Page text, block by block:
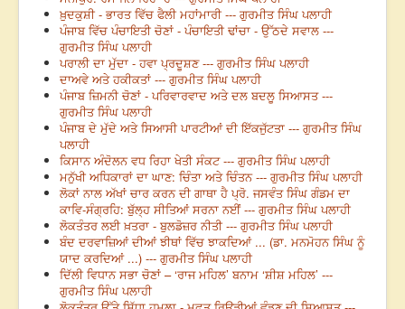
ਖ਼ੁਦਕੁਸ਼ੀ - ਭਾਰਤ ਵਿੱਚ ਫੈਲੀ ਮਹਾਂਮਾਰੀ --- ਗੁਰਮੀਤ ਸਿੰਘ ਪਲਾਹੀ
ਪੰਜਾਬ ਵਿੱਚ ਪੰਚਾਇਤੀ ਚੋਣਾਂ - ਪੰਚਾਇਤੀ ਢਾਂਚਾ - ਉੱਠਦੇ ਸਵਾਲ ---
ਗੁਰਮੀਤ ਸਿੰਘ ਪਲਾਹੀ
ਪਰਾਲੀ ਦਾ ਮੁੱਦਾ - ਹਵਾ ਪ੍ਰਦੂਸ਼ਣ --- ਗੁਰਮੀਤ ਸਿੰਘ ਪਲਾਹੀ
ਦਾਅਵੇ ਅਤੇ ਹਕੀਕਤਾਂ --- ਗੁਰਮੀਤ ਸਿੰਘ ਪਲਾਹੀ
ਪੰਜਾਬ ਜ਼ਿਮਨੀ ਚੋਣਾਂ - ਪਰਿਵਾਰਵਾਦ ਅਤੇ ਦਲ ਬਦਲੂ ਸਿਆਸਤ ---
ਗੁਰਮੀਤ ਸਿੰਘ ਪਲਾਹੀ
ਪੰਜਾਬ ਦੇ ਮੁੱਦੇ ਅਤੇ ਸਿਆਸੀ ਪਾਰਟੀਆਂ ਦੀ ਇੱਕਜੁੱਟਤਾ --- ਗੁਰਮੀਤ ਸਿੰਘ
ਪਲਾਹੀ
ਕਿਸਾਨ ਅੰਦੋਲਨ ਵਧ ਰਿਹਾ ਖੇਤੀ ਸੰਕਟ --- ਗੁਰਮੀਤ ਸਿੰਘ ਪਲਾਹੀ
ਮਨੁੱਖੀ ਅਧਿਕਾਰਾਂ ਦਾ ਘਾਣ: ਚਿੰਤਾ ਅਤੇ ਚਿੰਤਨ --- ਗੁਰਮੀਤ ਸਿੰਘ ਪਲਾਹੀ
ਲੋਕਾਂ ਨਾਲ ਅੱਖਾਂ ਚਾਰ ਕਰਨ ਦੀ ਗਾਥਾ ਹੈ ਪ੍ਰੋ. ਜਸਵੰਤ ਸਿੰਘ ਗੰਡਮ ਦਾ
ਕਾਵਿ-ਸੰਗ੍ਰਹਿ: ਬੁੱਲ੍ਹ ਸੀਤਿਆਂ ਸਰਨਾ ਨਈਂ --- ਗੁਰਮੀਤ ਸਿੰਘ ਪਲਾਹੀ
ਲੋਕਤੰਤਰ ਲਈ ਖ਼ਤਰਾ - ਬੁਲਡੋਜ਼ਰ ਨੀਤੀ --- ਗੁਰਮੀਤ ਸਿੰਘ ਪਲਾਹੀ
ਬੰਦ ਦਰਵਾਜ਼ਿਆਂ ਦੀਆਂ ਝੀਥਾਂ ਵਿੱਚ ਝਾਕਦਿਆਂ ... (ਡਾ. ਮਨਮੋਹਨ ਸਿੰਘ ਨੂੰ
ਯਾਦ ਕਰਦਿਆਂ ...) --- ਗੁਰਮੀਤ ਸਿੰਘ ਪਲਾਹੀ
ਦਿੱਲੀ ਵਿਧਾਨ ਸਭਾ ਚੋਣਾਂ – ‘ਰਾਜ ਮਹਿਲ’ ਬਨਾਮ ‘ਸ਼ੀਸ਼ ਮਹਿਲ’ ---
ਗੁਰਮੀਤ ਸਿੰਘ ਪਲਾਹੀ